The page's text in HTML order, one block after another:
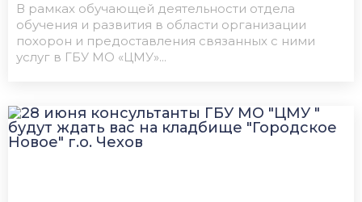
В рамках обучающей деятельности отдела
обучения и развития в области организации
похорон и предоставления связанных с ними
услуг в ГБУ МО «ЦМУ»...